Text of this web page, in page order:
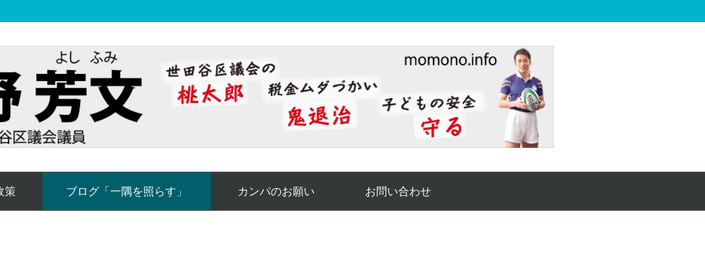
策 ブログ「一隅を照らす」 カンパのお願い お問い合わせ